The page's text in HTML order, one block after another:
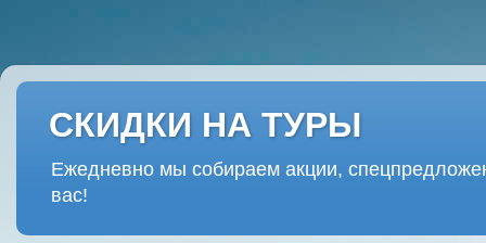
СКИДКИ НА ТУРЫ
Ежедневно мы собираем акции,
вас!